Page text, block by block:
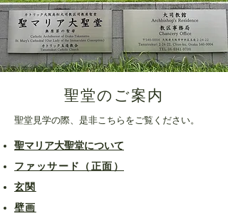
​聖堂のご案内
聖堂見学の際、是非こちらをご覧ください。
​聖マリア大聖堂について
​ファッサード（正面）
​玄関
​壁画